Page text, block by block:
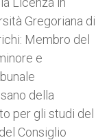
Gregoriana di
Membro del
e
della
per gli studi del
Consiglio